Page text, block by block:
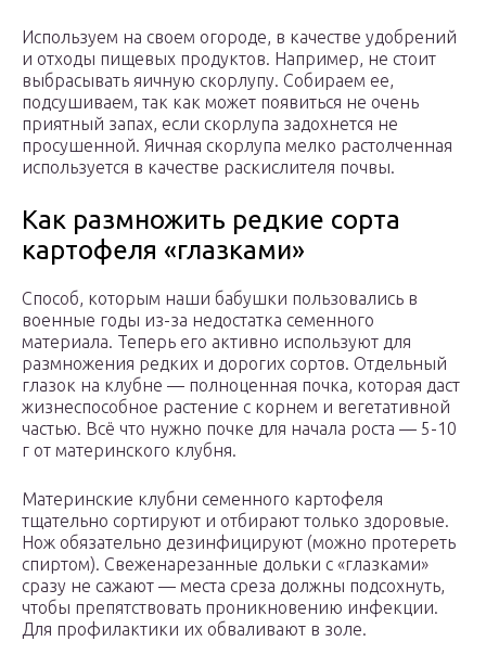
Используем на своем огороде, в качестве удобрений
и отходы пищевых продуктов. Например, не стоит
выбрасывать яичную скорлупу. Собираем ее,
подсушиваем, так как может появиться не очень
приятный запах, если скорлупа задохнется не
просушенной. Яичная скорлупа мелко растолченная
используется в качестве раскислителя почвы.
Как размножить редкие сорта
картофеля «глазками»
Способ, которым наши бабушки пользовались в
военные годы из-за недостатка семенного
материала. Теперь его активно используют для
размножения редких и дорогих сортов. Отдельный
глазок на клубне — полноценная почка, которая даст
жизнеспособное растение с корнем и вегетативной
частью. Всё что нужно почке для начала роста — 5-10
г от материнского клубня.
Материнские клубни семенного картофеля
тщательно сортируют и отбирают только здоровые.
Нож обязательно дезинфицируют (можно протереть
спиртом). Свеженарезанные дольки с «глазками»
сразу не сажают — места среза должны подсохнуть,
чтобы препятствовать проникновению инфекции.
Для профилактики их обваливают в золе.